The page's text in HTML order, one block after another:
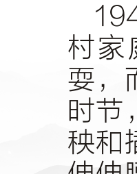
村家
耍，
时节
秧和